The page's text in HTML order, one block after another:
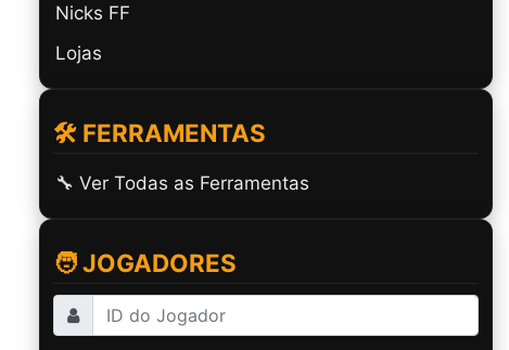
Nicks FF
Lojas
🛠️ FERRAMENTAS
🔧 Ver Todas as Ferramentas
🧑 JOGADORES